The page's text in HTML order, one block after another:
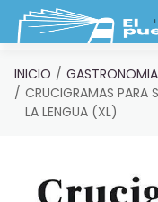
Saltar al contenido
INICIO
CRUCIGRAMAS PARA
LA LENGUA (XL)